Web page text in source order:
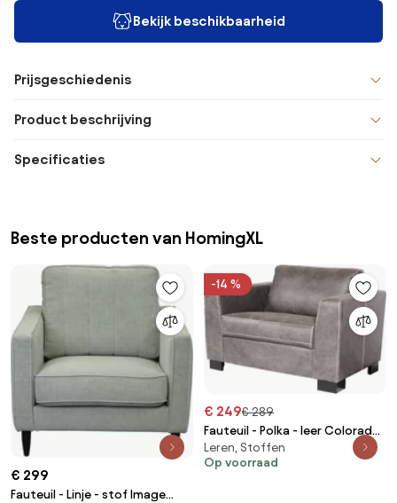
Bekijk beschikbaarheid
Prijsgeschiedenis
Product beschrijving
Specificaties
Beste producten van HomingXL
€ 299
Fauteuil - Linje - stof Image
-14 %
€ 249€ 289
Fauteuil - Polka - leer Colorado
grijs 02
Leren, Stoffen
Op voorraad